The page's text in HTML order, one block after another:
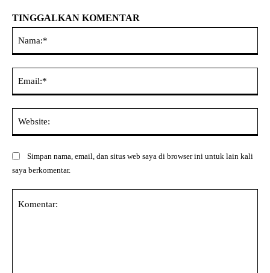
TINGGALKAN KOMENTAR
Simpan nama, email, dan situs web saya di browser ini untuk lain kali
saya berkomentar.